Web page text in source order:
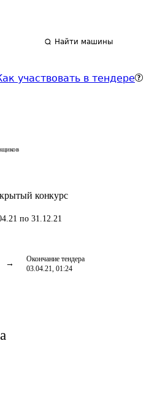
Найти машины
участвовать в тендере
конкурс
по 31.12.21
Окончание тендера
03.04.21, 01:24